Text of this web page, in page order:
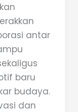
antar
baru
budaya.
dan